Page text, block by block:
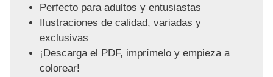
Perfecto para adultos y entusiastas
Ilustraciones de calidad, variadas y
exclusivas
¡Descarga el PDF, imprímelo y empieza a
colorear!